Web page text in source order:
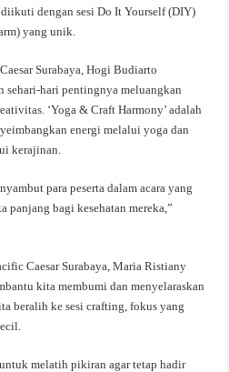
dengan sesi Do It Yourself (DIY)
yang unik.
Surabaya, Hogi Budiarto
sehari-hari pentingnya meluangkan
‘Yoga & Craft Harmony’ adalah
energi melalui yoga dan
kerajinan.
para peserta dalam acara yang
panjang bagi kesehatan mereka,”
Caesar Surabaya, Maria Ristiany
kita membumi dan menyelaraskan
beralih ke sesi crafting, fokus yang
melatih pikiran agar tetap hadir